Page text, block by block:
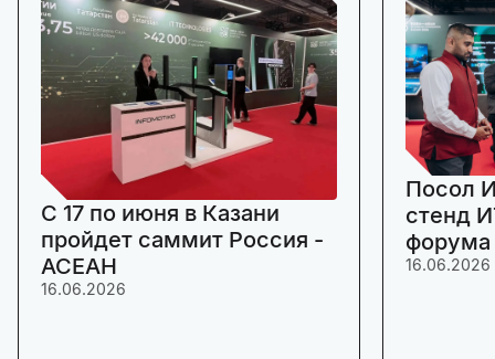
C 17 по июня в Казани
пройдет саммит Россия -
АСЕАН
16.06.2026
Посол
стенд
16.06.2026